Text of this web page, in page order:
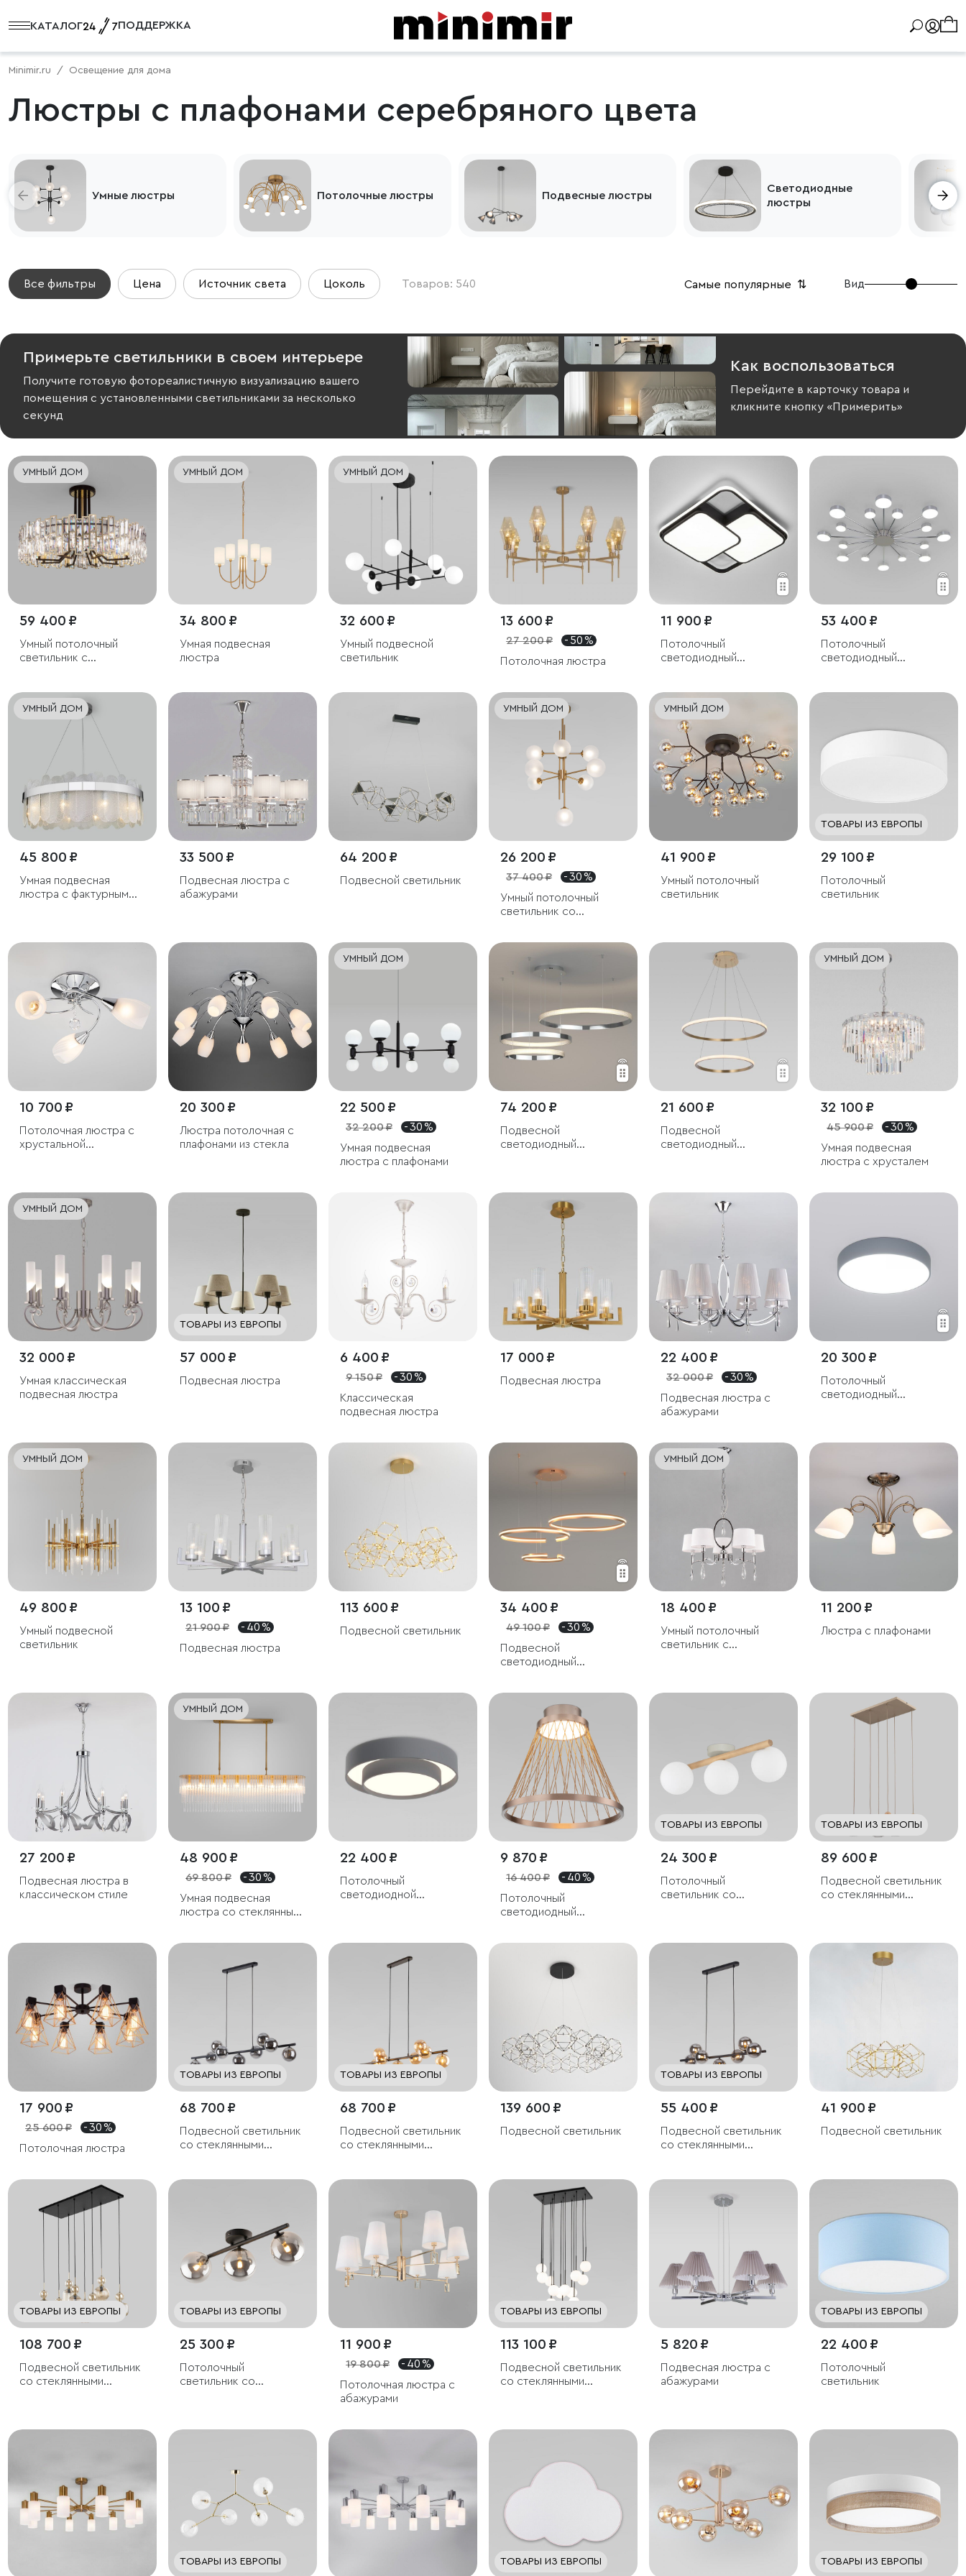
КАТАЛОГ ПОДДЕРЖКА
Minimir.ru Освещение для дома
Люстры с плафонами серебряного цвета
Умные люстры Потолочные люстры Подвесные люстры
Светодиодные
люстры
Все фильтры Цена Источник света Цоколь Товаров: 540 Самые популярные ⇅ Вид
Примерьте светильники в своем интерьере
Получите готовую фотореалистичную визуализацию вашего
помещения с установленными светильниками за несколько
секунд
Как воспользоваться
Перейдите в карточку товара и
кликните кнопку «Примерить»
УМНЫЙ ДОМ
59 400 ₽
Умный потолочный
светильник с
УМНЫЙ ДОМ
34 800 ₽
Умная подвесная
люстра
УМНЫЙ ДОМ
32 600 ₽
Умный подвесной
светильник
13 600 ₽
27 200 ₽
- 50 %
Потолочная люстра
11 900 ₽
Потолочный
светодиодный
53 400 ₽
Потолочный
светодиодный
УМНЫЙ ДОМ
45 800 ₽
Умная подвесная
люстра с фактурным
33 500 ₽
Подвесная люстра с
абажурами
64 200 ₽
Подвесной светильник
УМНЫЙ ДОМ
26 200 ₽
37 400 ₽
- 30 %
Умный потолочный
светильник cо
УМНЫЙ ДОМ
41 900 ₽
Умный потолочный
светильник
ТОВАРЫ ИЗ ЕВРОПЫ
29 100 ₽
Потолочный
светильник
10 700 ₽
Потолочная люстра с
хрустальной
20 300 ₽
Люстра потолочная с
плафонами из стекла
УМНЫЙ ДОМ
22 500 ₽
32 200 ₽
- 30 %
Умная подвесная
люстра с плафонами
74 200 ₽
Подвесной
светодиодный
21 600 ₽
Подвесной
светодиодный
УМНЫЙ ДОМ
32 100 ₽
45 900 ₽
- 30 %
Умная подвесная
люстра с хрусталем
УМНЫЙ ДОМ
32 000 ₽
Умная классическая
подвесная люстра
ТОВАРЫ ИЗ ЕВРОПЫ
57 000 ₽
Подвесная люстра
6 400 ₽
9 150 ₽
- 30 %
Классическая
подвесная люстра
17 000 ₽
Подвесная люстра
22 400 ₽
32 000 ₽
- 30 %
Подвесная люстра с
абажурами
20 300 ₽
Потолочный
светодиодный
УМНЫЙ ДОМ
49 800 ₽
Умный подвесной
светильник
13 100 ₽
21 900 ₽
- 40 %
Подвесная люстра
113 600 ₽
Подвесной светильник
34 400 ₽
49 100 ₽
- 30 %
Подвесной
светодиодный
УМНЫЙ ДОМ
18 400 ₽
Умный потолочный
светильник с
11 200 ₽
Люстра с плафонами
27 200 ₽
Подвесная люстра в
классическом стиле
УМНЫЙ ДОМ
48 900 ₽
69 800 ₽
- 30 %
Умная подвесная
люстра со стеклянным
22 400 ₽
Потолочный
светодиодной
9 870 ₽
16 400 ₽
- 40 %
Потолочный
светодиодный
ТОВАРЫ ИЗ ЕВРОПЫ
24 300 ₽
Потолочный
светильник со
ТОВАРЫ ИЗ ЕВРОПЫ
89 600 ₽
Подвесной светильник
со стеклянными
17 900 ₽
25 600 ₽
- 30 %
Потолочная люстра
ТОВАРЫ ИЗ ЕВРОПЫ
68 700 ₽
Подвесной светильник
со стеклянными
ТОВАРЫ ИЗ ЕВРОПЫ
68 700 ₽
Подвесной светильник
со стеклянными
139 600 ₽
Подвесной светильник
ТОВАРЫ ИЗ ЕВРОПЫ
55 400 ₽
Подвесной светильник
со стеклянными
41 900 ₽
Подвесной светильник
ТОВАРЫ ИЗ ЕВРОПЫ
108 700 ₽
Подвесной светильник
со стеклянными
ТОВАРЫ ИЗ ЕВРОПЫ
25 300 ₽
Потолочный
светильник со
11 900 ₽
19 800 ₽
- 40 %
Потолочная люстра с
абажурами
ТОВАРЫ ИЗ ЕВРОПЫ
113 100 ₽
Подвесной светильник
со стеклянными
5 820 ₽
Подвесная люстра с
абажурами
ТОВАРЫ ИЗ ЕВРОПЫ
22 400 ₽
Потолочный
светильник
ТОВАРЫ ИЗ ЕВРОПЫ ТОВАРЫ ИЗ ЕВРОПЫ ТОВАРЫ ИЗ ЕВРОПЫ